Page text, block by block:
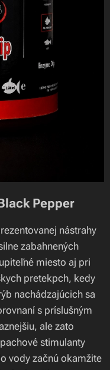
Pepper
nástrahy
zabahnených
miesto aj pri
pretekpch, kedy
nachádzajúcich sa
s príslušným
ale zato
stimulanty
vody začnú okamžite